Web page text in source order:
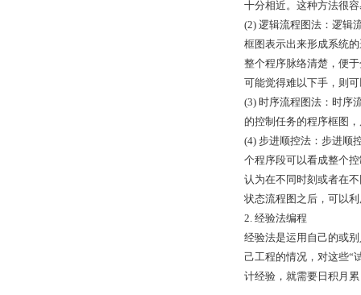
十分相近。这种方法很
(2) 逻辑流程图法：逻辑
框图表示出来形成系统
整个程序脉络清楚，便
可能觉得难以下手，则
(3) 时序流程图法：时序
的控制任务的程序框图
(4) 步进顺控法：步进顺
个程序段可以看成整个
认为在不同时刻或者在
状态流程图之后，可以
2. 经验法编程
经验法是运用自己的或
己工程的情况，对这些“
计经验，就需要日积月